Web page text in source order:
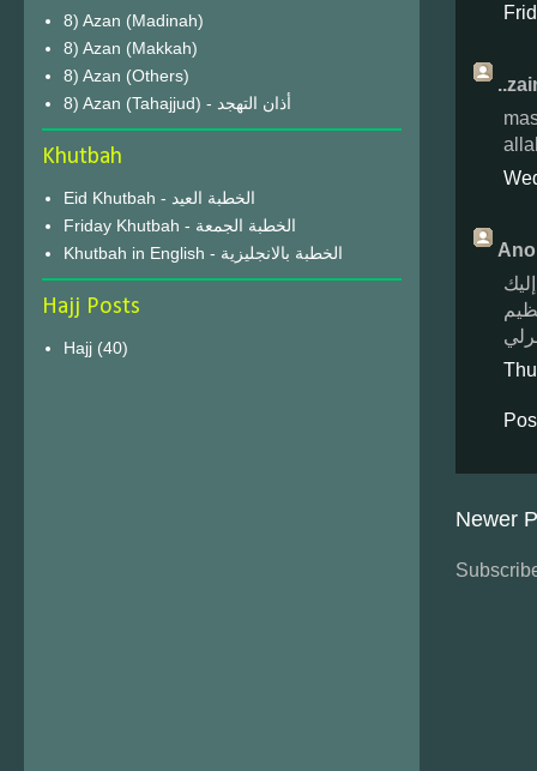
Newer
8) Azan (Madinah)
8) Azan (Makkah)
8) Azan (Others)
8) Azan (Tahajjud) - أذان التهجد
Khutbah
Eid Khutbah - الخطبة العيد
Friday Khutbah - الخطبة الجمعة
Khutbah in English - الخطبة بالانجليزية
Hajj Posts
Hajj (40)